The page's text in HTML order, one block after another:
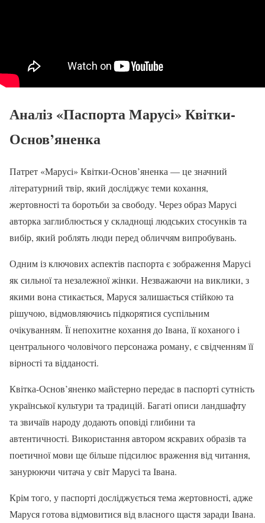
Аналіз «Паспорта Марусі» Квітки-
Основ’яненка
Патрет «Марусі» Квітки-Основ’яненка — це значний
літературний твір, який досліджує теми кохання,
жертовності та боротьби за свободу. Через образ Марусі
авторка заглиблюється у складнощі людських стосунків та
вибір, який роблять люди перед обличчям випробувань.
Одним із ключових аспектів паспорта є зображення Марусі
як сильної та незалежної жінки. Незважаючи на виклики, з
якими вона стикається, Маруся залишається стійкою та
рішучою, відмовляючись підкорятися суспільним
очікуванням. Її непохитне кохання до Івана, її коханого і
центрального чоловічого персонажа роману, є свідченням її
вірності та відданості.
Квітка-Основ’яненко майстерно передає в паспорті сутність
української культури та традицій. Багаті описи ландшафту
та звичаїв народу додають оповіді глибини та
автентичності. Використання автором яскравих образів та
поетичної мови ще більше підсилює враження від читання,
занурюючи читача у світ Марусі та Івана.
Крім того, у паспорті досліджується тема жертовності, адже
Маруся готова відмовитися від власного щастя заради Івана.